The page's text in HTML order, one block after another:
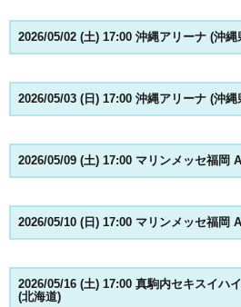
2026/05/02 (土) 17:00 沖縄アリーナ (沖縄
2026/05/03 (日) 17:00 沖縄アリーナ (沖縄
2026/05/09 (土) 17:00 マリンメッセ福岡
2026/05/10 (日) 17:00 マリンメッセ福岡
2026/05/16 (土) 17:00 真駒内セキスイハ
(北海道)